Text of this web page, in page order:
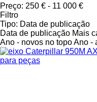
Preço: 250 € - 11 000 €
Filtro
Tipo: Data de publicação
Data de publicação Mais
Ano - novos no topoAno -